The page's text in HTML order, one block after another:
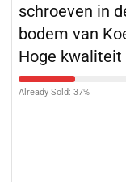
schroeven in
bodem van
Hoge kwaliteit
Already Sold: 37%